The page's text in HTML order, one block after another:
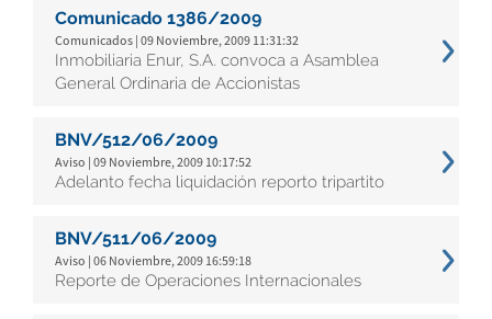
Comunicado 1386/2009
Comunicados | 09 Noviembre, 2009 11:31:32
Inmobiliaria Enur, S.A. convoca a Asamblea
General Ordinaria de Accionistas
BNV/512/06/2009
Aviso | 09 Noviembre, 2009 10:17:52
Adelanto fecha liquidación reporto tripartito
BNV/511/06/2009
Aviso | 06 Noviembre, 2009 16:59:18
Reporte de Operaciones Internacionales